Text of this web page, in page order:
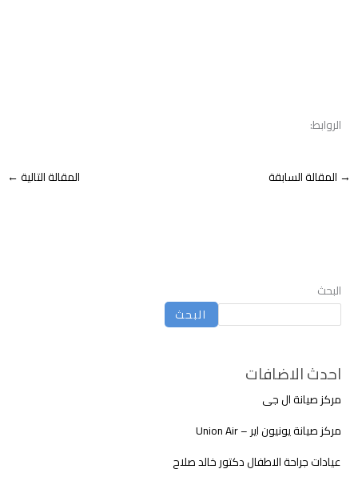
الروابط:
→ المقالة السابقة المقالة التالية←
البحث
البحث
احدث الاضافات
مركز صيانة ال جى
مركز صيانة يونيون اير – Union Air
عيادات جراحة الاطفال دكتور خالد صلاح